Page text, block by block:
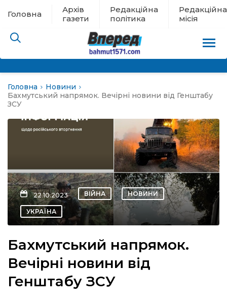
Головна
Архів
газети
Редакційна
політика
Редакційна
місія
евакуації
новини
Головна
Новини
Бахмутський напрямок. Вечірні новини від Генштабу
ЗСУ
22.10.2023 ВІЙНА НОВИНИ
УКРАЇНА
Бахмутський напрямок.
Вечірні новини від
Генштабу ЗСУ